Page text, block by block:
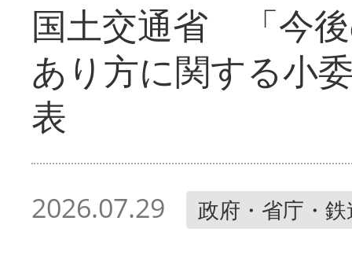
国土交通省 「今
あり方に関する小
表
2026.07.29 政府・省庁・